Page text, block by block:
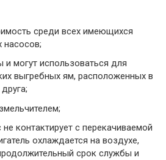
среди всех имеющихся
насосов;
могут использоваться для
выгребных ям, расположенных в
контактирует с перекачиваемой
охлаждается на воздухе,
срок службы и